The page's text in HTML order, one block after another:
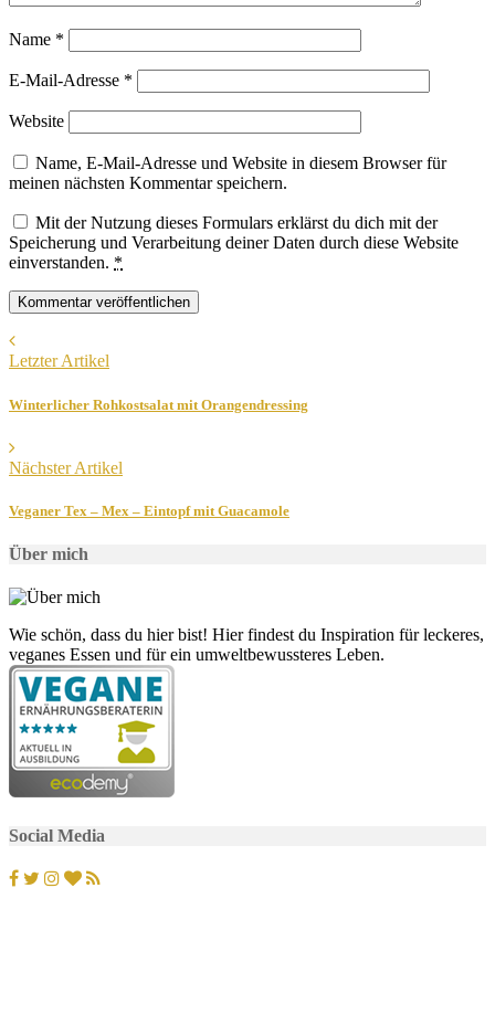
Name *
E-Mail-Adresse *
Website
Name, E-Mail-Adresse und Website in diesem Browser für
meinen nächsten Kommentar speichern.
Mit der Nutzung dieses Formulars erklärst du dich mit der
Speicherung und Verarbeitung deiner Daten durch diese Website
einverstanden. *
Letzter Artikel
Winterlicher Rohkostsalat mit Orangendressing
Nächster Artikel
Veganer Tex – Mex – Eintopf mit Guacamole
Über mich
Wie schön, dass du hier bist! Hier findest du Inspiration für leckeres,
veganes Essen und für ein umweltbewussteres Leben.
Social Media